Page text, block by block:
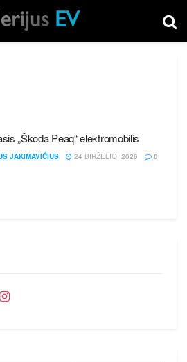
„Škoda Peaq“ elektromobilis
JAKIMAVIČIUS 24 BIRŽELIO, 2026 0